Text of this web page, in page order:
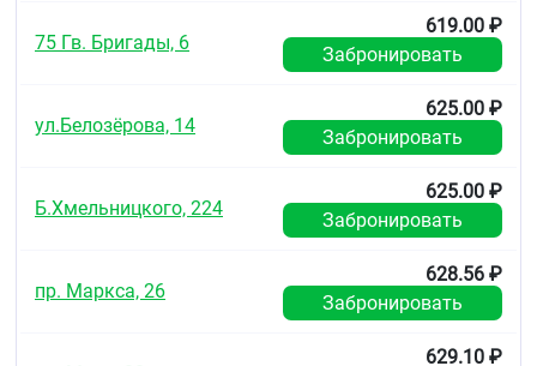
75 Гв. Бригады, 6
619.00 ₽
Забронировать
ул.Белозёрова, 14
625.00 ₽
Забронировать
Б.Хмельницкого, 224
625.00 ₽
Забронировать
пр. Маркса, 26
628.56 ₽
Забронировать
629.10 ₽